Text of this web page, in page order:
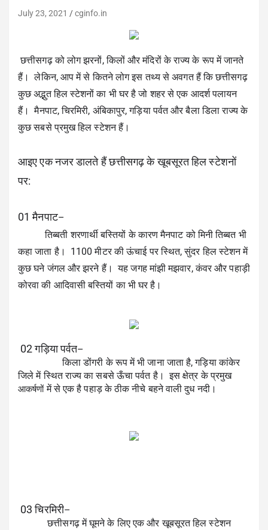
July 23, 2021 cginfo.in
छत्तीसगढ़ को लोग झरनों, किलों और मंदिरों के राज्य के रूप में जानते
हैं।  लेकिन, आप में से कितने लोग इस तथ्य से अवगत हैं कि छत्तीसगढ़
कुछ अद्भुत हिल स्टेशनों का भी घर है जो शहर से एक आदर्श पलायन
हैं।  मैनपाट, चिरमिरी, अंबिकापुर, गड़िया पर्वत और बैला डिला राज्य के
कुछ सबसे प्रमुख हिल स्टेशन हैं।
आइए एक नजर डालते हैं छत्तीसगढ़ के खूबसूरत हिल स्टेशनों
पर:
01 मैनपाट–
           तिब्बती शरणार्थी बस्तियों के कारण मैनपाट को मिनी तिब्बत भी
कहा जाता है।  1100 मीटर की ऊंचाई पर स्थित, सुंदर हिल स्टेशन में
कुछ घने जंगल और झरने हैं।  यह जगह मांझी मझवार, कंवर और पहाड़ी
कोरवा की आदिवासी बस्तियों का भी घर है।
02 गड़िया पर्वत–
                  किला डोंगरी के रूप में भी जाना जाता है, गड़िया कांकेर
जिले में स्थित राज्य का सबसे ऊँचा पर्वत है।  इस क्षेत्र के प्रमुख
आकर्षणों में से एक है पहाड़ के ठीक नीचे बहने वाली दुध नदी।
03 चिरमिरी–
            छत्तीसगढ़ में घूमने के लिए एक और खूबसूरत हिल स्टेशन